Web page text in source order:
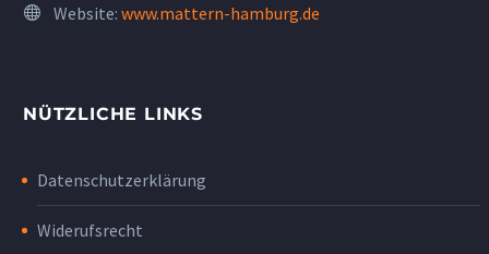
Website: www.mattern-hamburg.de
NÜTZLICHE LINKS
Datenschutzerklärung
Widerufsrecht